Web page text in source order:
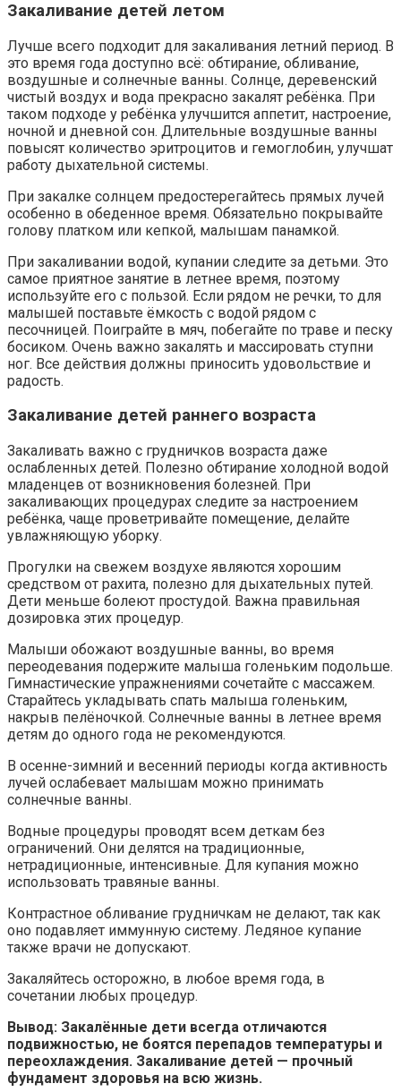
Закаливание детей летом
Лучше всего подходит для закаливания летний период. В
это время года доступно всё: обтирание, обливание,
воздушные и солнечные ванны. Солнце, деревенский
чистый воздух и вода прекрасно закалят ребёнка. При
таком подходе у ребёнка улучшится аппетит, настроение,
ночной и дневной сон. Длительные воздушные ванны
повысят количество эритроцитов и гемоглобин, улучшат
работу дыхательной системы.
При закалке солнцем предостерегайтесь прямых лучей
особенно в обеденное время. Обязательно покрывайте
голову платком или кепкой, малышам панамкой.
При закаливании водой, купании следите за детьми. Это
самое приятное занятие в летнее время, поэтому
используйте его с пользой. Если рядом не речки, то для
малышей поставьте ёмкость с водой рядом с
песочницей. Поиграйте в мяч, побегайте по траве и песку
босиком. Очень важно закалять и массировать ступни
ног. Все действия должны приносить удовольствие и
радость.
Закаливание детей раннего возраста
Закаливать важно с грудничков возраста даже
ослабленных детей. Полезно обтирание холодной водой
младенцев от возникновения болезней. При
закаливающих процедурах следите за настроением
ребёнка, чаще проветривайте помещение, делайте
увлажняющую уборку.
Прогулки на свежем воздухе являются хорошим
средством от рахита, полезно для дыхательных путей.
Дети меньше болеют простудой. Важна правильная
дозировка этих процедур.
Малыши обожают воздушные ванны, во время
переодевания подержите малыша голеньким подольше.
Гимнастические упражнениями сочетайте с массажем.
Старайтесь укладывать спать малыша голеньким,
накрыв пелёночкой. Солнечные ванны в летнее время
детям до одного года не рекомендуются.
В осенне-зимний и весенний периоды когда активность
лучей ослабевает малышам можно принимать
солнечные ванны.
Водные процедуры проводят всем деткам без
ограничений. Они делятся на традиционные,
нетрадиционные, интенсивные. Для купания можно
использовать травяные ванны.
Контрастное обливание грудничкам не делают, так как
оно подавляет иммунную систему. Ледяное купание
также врачи не допускают.
Закаляйтесь осторожно, в любое время года, в
сочетании любых процедур.
Вывод: Закалённые дети всегда отличаются
подвижностью, не боятся перепадов температуры и
переохлаждения. Закаливание детей — прочный
фундамент здоровья на всю жизнь.